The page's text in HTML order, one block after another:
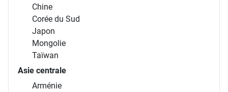
Chine
Corée du Sud
Japon
Mongolie
Taïwan
Asie centrale
Arménie